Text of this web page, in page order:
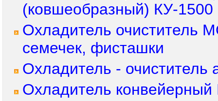
(ковшеобразный) КУ-1500
Охладитель очиститель
семечек, фисташки
Охладитель -
Охладитель